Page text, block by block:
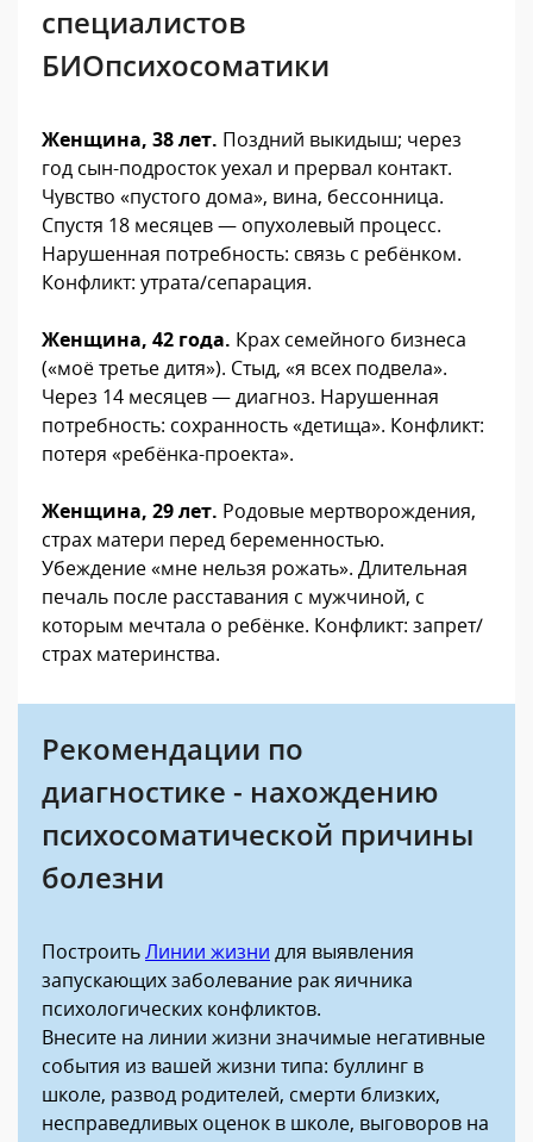
специалистов
БИОпсихосоматики
Женщина, 38 лет. Поздний выкидыш; через
год сын-подросток уехал и прервал контакт.
Чувство «пустого дома», вина, бессонница.
Спустя 18 месяцев — опухолевый процесс.
Нарушенная потребность: связь с ребёнком.
Конфликт: утрата/сепарация.
Женщина, 42 года. Крах семейного бизнеса
(«моё третье дитя»). Стыд, «я всех подвела».
Через 14 месяцев — диагноз. Нарушенная
потребность: сохранность «детища». Конфликт:
потеря «ребёнка-проекта».
Женщина, 29 лет. Родовые мертворождения,
страх матери перед беременностью.
Убеждение «мне нельзя рожать». Длительная
печаль после расставания с мужчиной, с
которым мечтала о ребёнке. Конфликт: запрет/
страх материнства.
Рекомендации по
диагностике - нахождению
психосоматической причины
болезни
ПостроитьЛинии жизни для выявления
запускающих заболевание рак яичника
психологических конфликтов.
Внесите на линии жизни значимые негативные
события из вашей жизни типа: буллинг в
школе, развод родителей, смерти близких,
несправедливых оценок в школе, выговоров на